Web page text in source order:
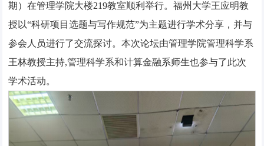
期）在管理学院大楼219教室顺利举行。福州大学王应明教
授以“科研项目选题与写作规范”为主题进行学术分享，并与
参会人员进行了交流探讨。本次论坛由管理学院管理科学系
王林教授主持,管理科学系和计算金融系师生也参与了此次
学术活动。